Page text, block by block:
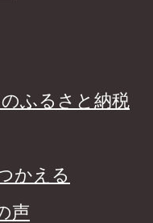
ふるさと納税
かえる
声